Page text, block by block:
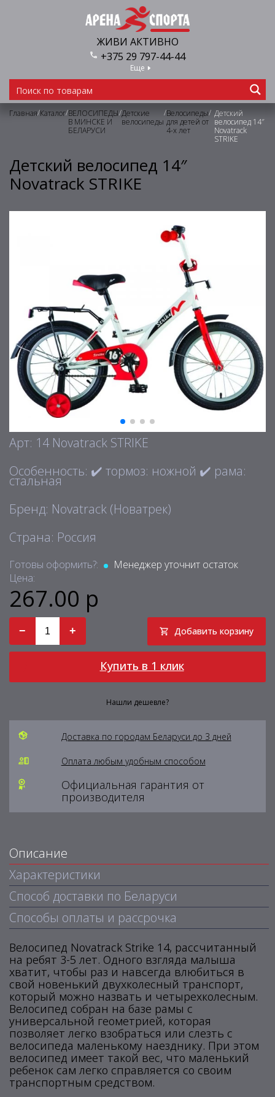
ЖИВИ АКТИВНО
+375 29 797-44-44
Еще
Главная/Каталог/ВЕЛОСИПЕДЫ
В МИНСКЕ И
БЕЛАРУСИ
/Детские
велосипеды
/Велосипеды
для детей от
4-х лет
/ Детский
велосипед 14″
Novatrack
STRIKE
Детский велосипед 14″
Novatrack STRIKE
Арт: 14 Novatrack STRIKE
Особенность: ✔️ тормоз: ножной ✔️ рама:
стальная
Бренд: Novatrack (Новатрек)
Страна: Россия
Готовы оформить?:
Менеджер уточнит остаток
Цена:
267.00 р
− + Добавить корзину
Купить в 1 клик
Нашли дешевле?
Доставка по городам Беларуси до 3 дней
Оплата любым удобным способом
Официальная гарантия от
производителя
Описание
Характеристики
Способ доставки по Беларуси
Способы оплаты и рассрочка
Велосипед Novatrack Strike 14, рассчитанный
на ребят 3-5 лет. Одного взгляда малыша
хватит, чтобы раз и навсегда влюбиться в
свой новенький двухколесный транспорт,
который можно назвать и четырехколесным.
Велосипед собран на базе рамы с
универсальной геометрией, которая
позволяет легко взобраться или слезть с
велосипеда маленькому наезднику. При этом
велосипед имеет такой вес, что маленький
ребенок сам легко справляется со своим
транспортным средством.